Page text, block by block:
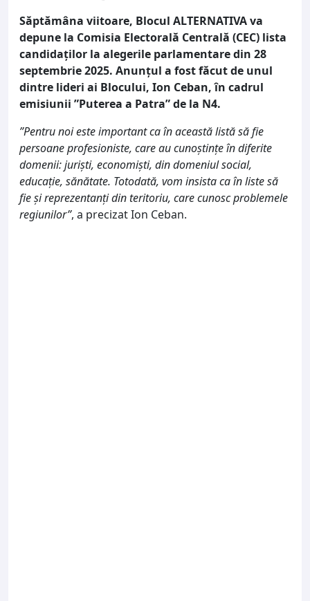
Săptămâna viitoare, Blocul ALTERNATIVA va
depune la Comisia Electorală Centrală (CEC) lista
candidaților la alegerile parlamentare din 28
septembrie 2025. Anunțul a fost făcut de unul
dintre lideri ai Blocului, Ion Ceban, în cadrul
emisiunii ”Puterea a Patra” de la N4.
”Pentru noi este important ca în această listă să fie
persoane profesioniste, care au cunoștințe în diferite
domenii: juriști, economiști, din domeniul social,
educație, sănătate. Totodată, vom insista ca în liste să
fie și reprezentanți din teritoriu, care cunosc problemele
regiunilor”, a precizat Ion Ceban.